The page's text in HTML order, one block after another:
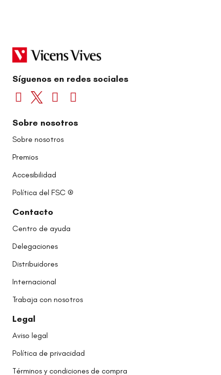
Síguenos en redes sociales
Sobre nosotros
Sobre nosotros
Premios
Accesibilidad
Política del FSC ®
Contacto
Centro de ayuda
Delegaciones
Distribuidores
Internacional
Trabaja con nosotros
Legal
Aviso legal
Política de privacidad
Términos y condiciones de compra